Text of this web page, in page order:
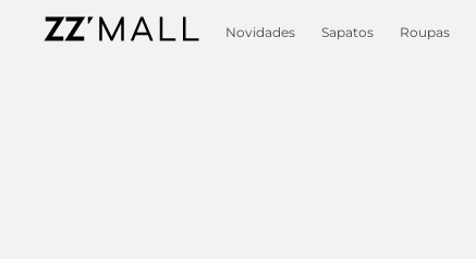
Novidades Sapatos Roupas